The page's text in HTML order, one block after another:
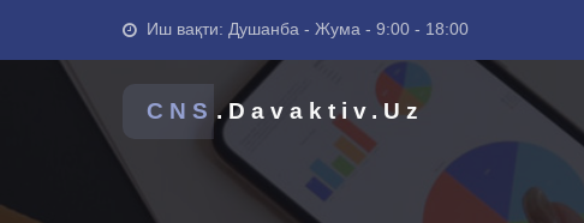
Иш вақти: Душанба - Жума - 9:00 - 18:00
CNS .Davaktiv.Uz